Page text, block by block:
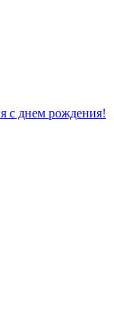
с днем рождения!